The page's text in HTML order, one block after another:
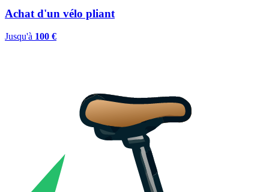
Achat d'un vélo pliant
Jusqu'à 100 €